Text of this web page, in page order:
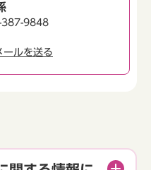
387-9848
ールを送る